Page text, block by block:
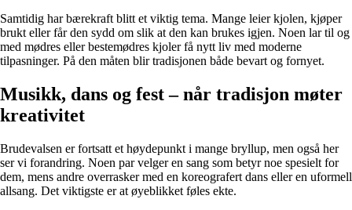
Samtidig har bærekraft blitt et viktig tema. Mange leier kjolen, kjøper
brukt eller får den sydd om slik at den kan brukes igjen. Noen lar til og
med mødres eller bestemødres kjoler få nytt liv med moderne
tilpasninger. På den måten blir tradisjonen både bevart og fornyet.
Musikk, dans og fest – når tradisjon møter
kreativitet
Brudevalsen er fortsatt et høydepunkt i mange bryllup, men også her
ser vi forandring. Noen par velger en sang som betyr noe spesielt for
dem, mens andre overrasker med en koreografert dans eller en uformell
allsang. Det viktigste er at øyeblikket føles ekte.